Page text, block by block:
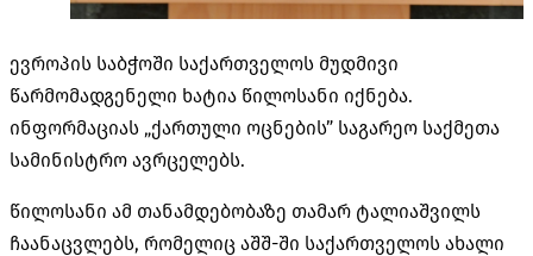
ევროპის საბჭოში საქართველოს მუდმივი
წარმომადგენელი ხატია წილოსანი იქნება.
ინფორმაციას „ქართული ოცნების” საგარეო საქმეთა
სამინისტრო ავრცელებს.
წილოსანი ამ თანამდებობაზე თამარ ტალიაშვილს
ჩაანაცვლებს, რომელიც აშშ-ში საქართველოს ახალი